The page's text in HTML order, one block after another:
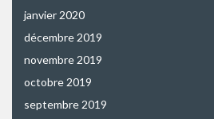
janvier 2020
décembre 2019
novembre 2019
octobre 2019
septembre 2019